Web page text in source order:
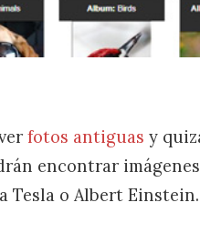
fotos antiguas y
encontrar
Tesla o Albert Einstein.